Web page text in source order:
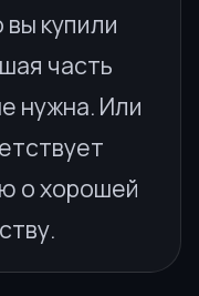
купили
часть
нужна. Или
о хорошей